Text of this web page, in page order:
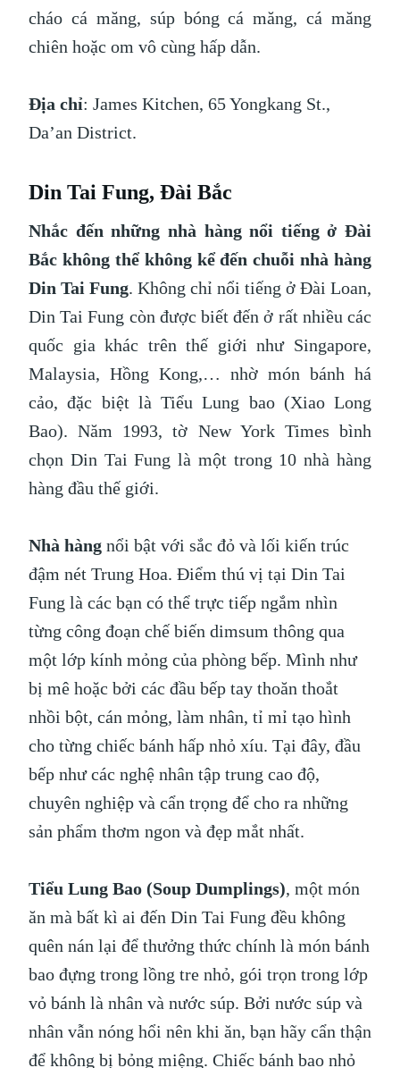
cháo cá măng, súp bóng cá măng, cá măng
chiên hoặc om vô cùng hấp dẫn.
Địa chỉ: James Kitchen, 65 Yongkang St.,
Da’an District.
Din Tai Fung, Đài Bắc
Nhắc đến những nhà hàng nổi tiếng ở Đài
Bắc không thể không kể đến chuỗi nhà hàng
Din Tai Fung. Không chỉ nổi tiếng ở Đài Loan,
Din Tai Fung còn được biết đến ở rất nhiều các
quốc gia khác trên thế giới như Singapore,
Malaysia, Hồng Kong,… nhờ món bánh há
cảo, đặc biệt là Tiểu Lung bao (Xiao Long
Bao). Năm 1993, tờ New York Times bình
chọn Din Tai Fung là một trong 10 nhà hàng
hàng đầu thế giới.
Nhà hàng nổi bật với sắc đỏ và lối kiến trúc
đậm nét Trung Hoa. Điểm thú vị tại Din Tai
Fung là các bạn có thể trực tiếp ngắm nhìn
từng công đoạn chế biến dimsum thông qua
một lớp kính mỏng của phòng bếp. Mình như
bị mê hoặc bởi các đầu bếp tay thoăn thoắt
nhồi bột, cán mỏng, làm nhân, tỉ mỉ tạo hình
cho từng chiếc bánh hấp nhỏ xíu. Tại đây, đầu
bếp như các nghệ nhân tập trung cao độ,
chuyên nghiệp và cẩn trọng để cho ra những
sản phẩm thơm ngon và đẹp mắt nhất.
Tiểu Lung Bao (Soup Dumplings), một món
ăn mà bất kì ai đến Din Tai Fung đều không
quên nán lại để thưởng thức chính là món bánh
bao đựng trong lồng tre nhỏ, gói trọn trong lớp
vỏ bánh là nhân và nước súp. Bởi nước súp và
nhân vẫn nóng hổi nên khi ăn, bạn hãy cẩn thận
để không bị bỏng miệng. Chiếc bánh bao nhỏ